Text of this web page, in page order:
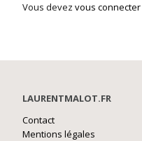
Vous devez vous connecter
LAURENTMALOT.FR
Contact
Mentions légales